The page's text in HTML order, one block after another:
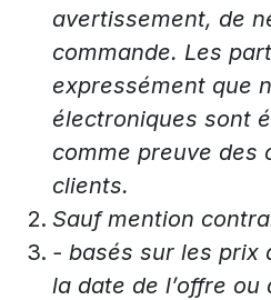
avertissement, de
commande. Les
expressément que
électroniques sont
comme preuve des
clients.
Sauf mention
- basés sur les prix
la date de l’offre ou